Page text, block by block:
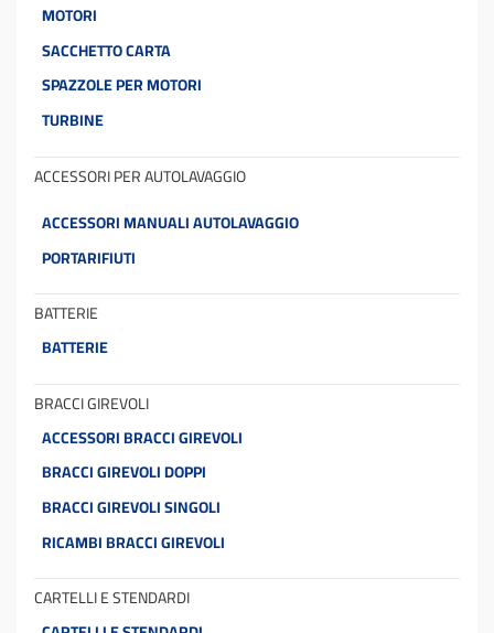
MOTORI
SACCHETTO CARTA
SPAZZOLE PER MOTORI
TURBINE
ACCESSORI PER AUTOLAVAGGIO
ACCESSORI MANUALI AUTOLAVAGGIO
PORTARIFIUTI
BATTERIE
BATTERIE
BRACCI GIREVOLI
ACCESSORI BRACCI GIREVOLI
BRACCI GIREVOLI DOPPI
BRACCI GIREVOLI SINGOLI
RICAMBI BRACCI GIREVOLI
CARTELLI E STENDARDI